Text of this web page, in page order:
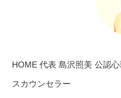
HOME 代表 島沢照美 公認
スカウンセラー